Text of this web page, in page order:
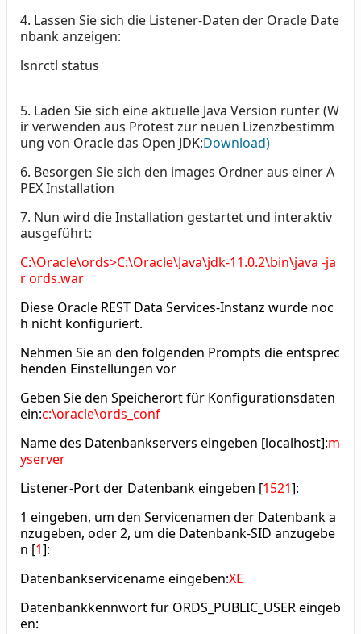
4. Lassen Sie sich die Listener-Daten der Oracle Date
nbank anzeigen:
lsnrctl status
5. Laden Sie sich eine aktuelle Java Version runter (W
ir verwenden aus Protest zur neuen Lizenzbestimm
ung von Oracle das Open JDK:Download)
6. Besorgen Sie sich den images Ordner aus einer A
PEX Installation
7. Nun wird die Installation gestartet und interaktiv
ausgeführt:
C:\Oracle\ords>C:\Oracle\Java\jdk-11.0.2\bin\java -ja
r ords.war
Diese Oracle REST Data Services-Instanz wurde noc
h nicht konfiguriert.
Nehmen Sie an den folgenden Prompts die entsprec
henden Einstellungen vor
Geben Sie den Speicherort für Konfigurationsdaten
ein:c:\oracle\ords_conf
Name des Datenbankservers eingeben [localhost]:m
yserver
Listener-Port der Datenbank eingeben [1521]:
1 eingeben, um den Servicenamen der Datenbank a
nzugeben, oder 2, um die Datenbank-SID anzugebe
n [1]:
Datenbankservicename eingeben:XE
Datenbankkennwort für ORDS_PUBLIC_USER eingeb
en: